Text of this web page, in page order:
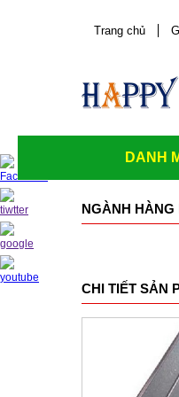
Trang chủ
DANH
NGÀNH
CHI TIẾT SẢN